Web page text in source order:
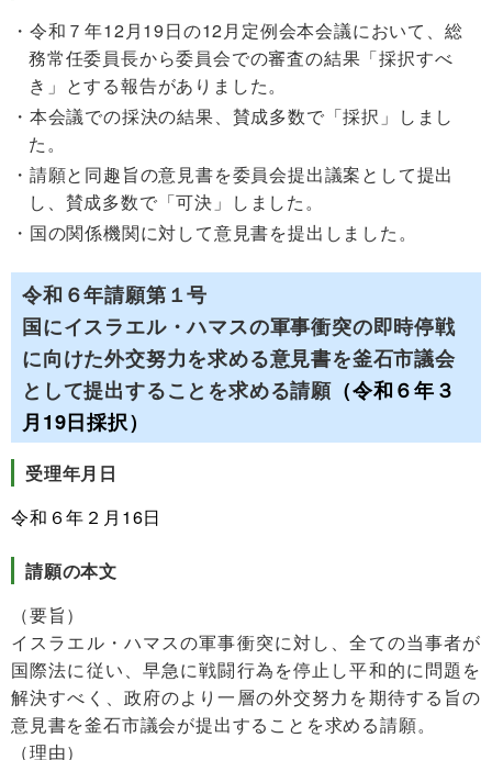
令和７年12月19日の12月定例会本会議において、総
務常任委員長から委員会での審査の結果「採択すべ
き」とする報告がありました。
本会議での採決の結果、賛成多数で「採択」しまし
た。
請願と同趣旨の意見書を委員会提出議案として提出
し、賛成多数で「可決」しました。
国の関係機関に対して意見書を提出しました。
令和６年請願第１号
国にイスラエル・ハマスの軍事衝突の即時停戦
に向けた外交努力を求める意見書を釜石市議会
として提出することを求める請願 （令和６年３
月19日採択）
受理年月日
令和６年２月16日
請願の本文
（要旨）
イスラエル・ハマスの軍事衝突に対し、全ての当事者が
国際法に従い、早急に戦闘行為を停止し平和的に問題を
解決すべく、政府のより一層の外交努力を期待する旨の
意見書を釜石市議会が提出することを求める請願。
（理由）